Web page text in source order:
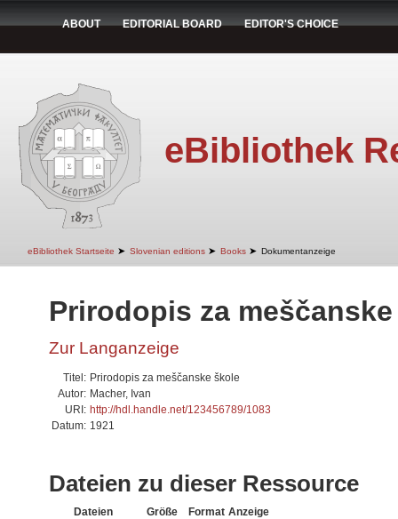
ABOUT EDITORIAL BOARD EDITOR'S CHOICE
eBibliothek
eBibliothek Startseite ➤ Slovenian editions ➤ Books ➤ Dokumentanzeige
Prirodopis za
Zur Langanzeige
Titel: Prirodopis za meščanske škole
Autor: Macher, Ivan
URI: http://hdl.handle.net/123456789/1083
Datum: 1921
Dateien zu dieser Ressource
Dateien Größe Format Anzeige